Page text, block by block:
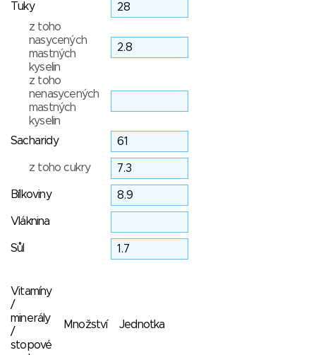
Tuky
z toho
nasycených
mastných
kyselin
z toho
nenasycených
mastných
kyselin
Sacharidy
z toho cukry
Bílkoviny
Vláknina
Sůl
Vitamíny
/
minerály
/
stopové
Množství Jednotka